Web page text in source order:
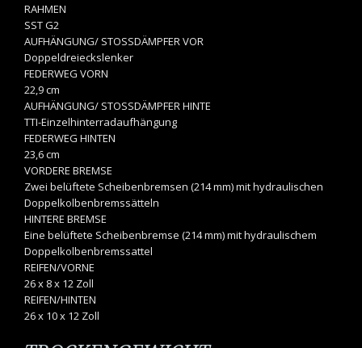
RAHMEN
SST G2
AUFHÄNGUNG/ STOSSDÄMPFER VOR
Doppeldreieckslenker
FEDERWEG VORN
22,9 cm
AUFHÄNGUNG/ STOSSDÄMPFER HINTE
TTI-Einzelhinterradaufhängung
FEDERWEG HINTEN
23,6 cm
VORDERE BREMSE
Zwei belüftete Scheibenbremsen (214 mm) mit hydraulischen
Doppelkolbenbremssätteln
HINTERE BREMSE
Eine belüftete Scheibenbremse (214 mm) mit hydraulischem
Doppelkolbenbremssattel
REIFEN/VORNE
26 x 8 x 12 Zoll
REIFEN/HINTEN
26 x 10 x 12 Zoll